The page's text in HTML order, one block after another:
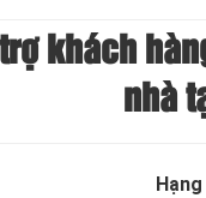
khách
nhà